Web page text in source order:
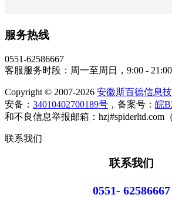
服务热线
0551-62586667
客服服务时段：周一至周日，9:00 -
Copyright © 2007-2026 安徽斯百德信息
安备： 34010402700189号 ，备案号： 皖
和不良信息举报邮箱：hzj#spiderltd.com
联系我们
联系我们
0551- 62586667